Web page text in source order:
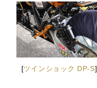
[ツインショック DP-S]